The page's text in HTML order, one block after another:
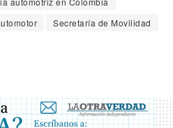
Secretaría de Movilidad